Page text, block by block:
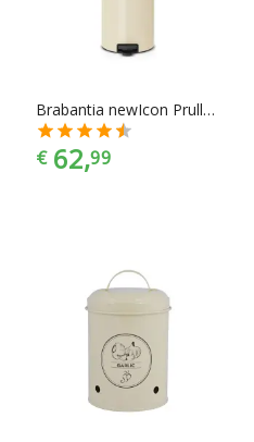
Brabantia newIcon Prullenbak - 30 l - Almond
€ 62,99